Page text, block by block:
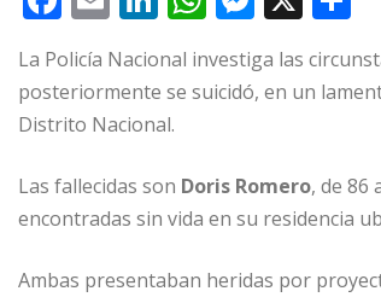
c
e
o
o
k
ai
l
k
e
n
at
s
p
p
ss
e
g
e
r
p
ti
r
La Policía Nacional investiga las
posteriormente se suicidó, en un
Distrito Nacional.
Las fallecidas son Doris Romero, de 86
encontradas sin vida en su residencia
Ambas presentaban heridas por